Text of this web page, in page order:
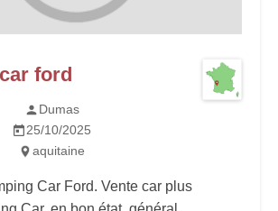
ford
Dumas
25/10/2025
aquitaine
Car Ford. Vente car plus